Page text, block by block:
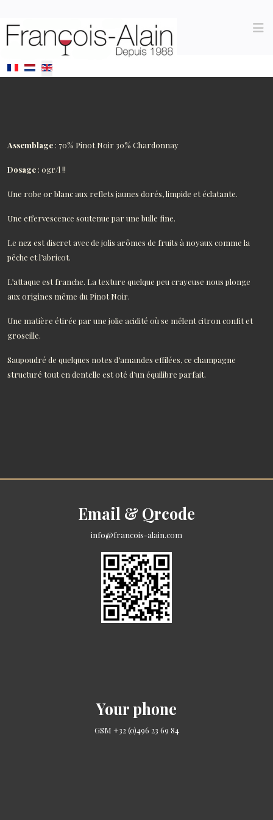
Assemblage : 70% Pinot Noir 30% Chardonnay
Dosage : 0gr/l !!
Une robe or blanc aux reflets jaunes dorés, limpide et éclatante.
Une effervescence soutenue par une bulle fine.
Le nez est discret avec de jolis arômes de fruits à noyaux comme la
pêche et l’abricot.
L’attaque est franche. La texture quelque peu crayeuse nous plonge
aux origines même du Pinot Noir.
Une matière étirée par une jolie acidité où se mêlent citron confit et
groseille.
Saupoudré de quelques notes d’amandes effilées, ce champagne
structuré tout en dentelle est oté d’un équilibre parfait.
Email & Qrcode
info@francois-alain.com
Your phone
GSM +32 (0)496 23 69 84